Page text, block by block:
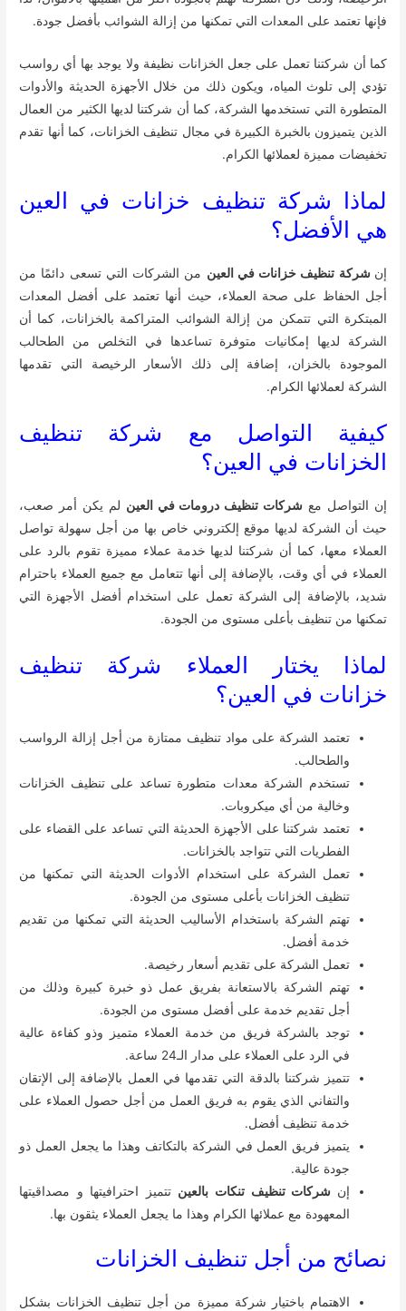
فإنها تعتمد على المعدات التي تمكنها من إزالة الشوائب بأفضل جودة.
كما أن شركتنا تعمل على جعل الخزانات نظيفة ولا يوجد بها أي رواسب
تؤدي إلى تلوث المياه، ويكون ذلك من خلال الأجهزة الحديثة والأدوات
المتطورة التي تستخدمها الشركة، كما أن شركتنا لديها الكثير من العمال
الذين يتميزون بالخبرة الكبيرة في مجال تنظيف الخزانات، كما أنها تقدم
تخفيضات مميزة لعملائها الكرام.
لماذا شركة تنظيف خزانات في العين
هي الأفضل؟
إن شركة تنظيف خزانات في العين من الشركات التي تسعى دائمًا من
أجل الحفاظ على صحة العملاء، حيث أنها تعتمد على أفضل المعدات
المبتكرة التي تتمكن من إزالة الشوائب المتراكمة بالخزانات، كما أن
الشركة لديها إمكانيات متوفرة تساعدها في التخلص من الطحالب
الموجودة بالخزان، إضافة إلى ذلك الأسعار الرخيصة التي تقدمها
الشركة لعملائها الكرام.
كيفية التواصل مع شركة تنظيف
الخزانات في العين؟
إن التواصل مع شركات تنظيف درومات في العين لم يكن أمر صعب،
حيث أن الشركة لديها موقع إلكتروني خاص بها من أجل سهولة تواصل
العملاء معها، كما أن شركتنا لديها خدمة عملاء مميزة تقوم بالرد على
العملاء في أي وقت، بالإضافة إلى أنها تتعامل مع جميع العملاء باحترام
شديد، بالإضافة إلى الشركة تعمل على استخدام أفضل الأجهزة التي
تمكنها من تنظيف بأعلى مستوى من الجودة.
لماذا يختار العملاء شركة تنظيف
خزانات في العين؟
تعتمد الشركة على مواد تنظيف ممتازة من أجل إزالة الرواسب
والطحالب.
تستخدم الشركة معدات متطورة تساعد على تنظيف الخزانات
وخالية من أي ميكروبات.
تعتمد شركتنا على الأجهزة الحديثة التي تساعد على القضاء على
الفطريات التي تتواجد بالخزانات.
تعمل الشركة على استخدام الأدوات الحديثة التي تمكنها من
تنظيف الخزانات بأعلى مستوى من الجودة.
تهتم الشركة باستخدام الأساليب الحديثة التي تمكنها من تقديم
خدمة أفضل.
تعمل الشركة على تقديم أسعار رخيصة.
تهتم الشركة بالاستعانة بفريق عمل ذو خبرة كبيرة وذلك من
أجل تقديم خدمة على أفضل مستوى من الجودة.
توجد بالشركة فريق من خدمة العملاء متميز وذو كفاءة عالية
في الرد على العملاء على مدار الـ24 ساعة.
تتميز شركتنا بالدقة التي تقدمها في العمل بالإضافة إلى الإتقان
والتفاني الذي يقوم به فريق العمل من أجل حصول العملاء على
خدمة تنظيف أفضل.
يتميز فريق العمل في الشركة بالتكاتف وهذا ما يجعل العمل ذو
جودة عالية.
إن شركات تنظيف تنكات بالعين تتميز احترافيتها و مصداقيتها
المعهودة مع عملائها الكرام وهذا ما يجعل العملاء يثقون بها.
نصائح من أجل تنظيف الخزانات
الاهتمام باختيار شركة مميزة من أجل تنظيف الخزانات بشكل